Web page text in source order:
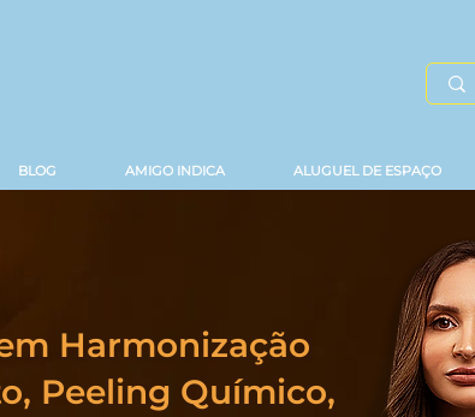
BLOG AMIGO INDICA ALUGUEL DE ESPAÇO
Harmonização
Peeling Químico,